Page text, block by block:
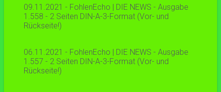
09.11.2021 - FohlenEcho | DIE NEWS - Ausgabe
1.558 - 2 Seiten DIN-A-3-Format (Vor- und
Rückseite!)
06.11.2021 - FohlenEcho | DIE NEWS - Ausgabe
1.557 - 2 Seiten DIN-A-3-Format (Vor- und
Rückseite!)